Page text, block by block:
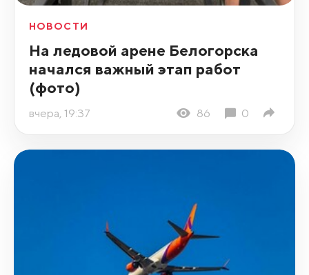
НОВОСТИ
На ледовой арене Белогорска
начался важный этап работ
(фото)
вчера, 19:37 86 0